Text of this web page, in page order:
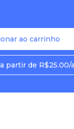
ao carrinho
partir de R$25.00/